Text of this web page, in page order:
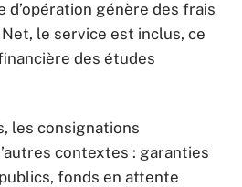
d’opération génère des frais
le service est inclus, ce
des études
les consignations
contextes : garanties
fonds en attente